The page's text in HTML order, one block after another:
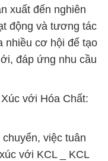
xuất đến nghiên
động và tương tác
nhiều cơ hội để tạo
đáp ứng nhu cầu
với Hóa Chất:
việc tuân
với KCL _ KCL